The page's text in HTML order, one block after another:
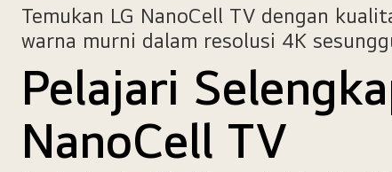
Temukan LG NanoCell TV dengan
warna murni dalam resolusi 4K
Pelajari
NanoCell TV